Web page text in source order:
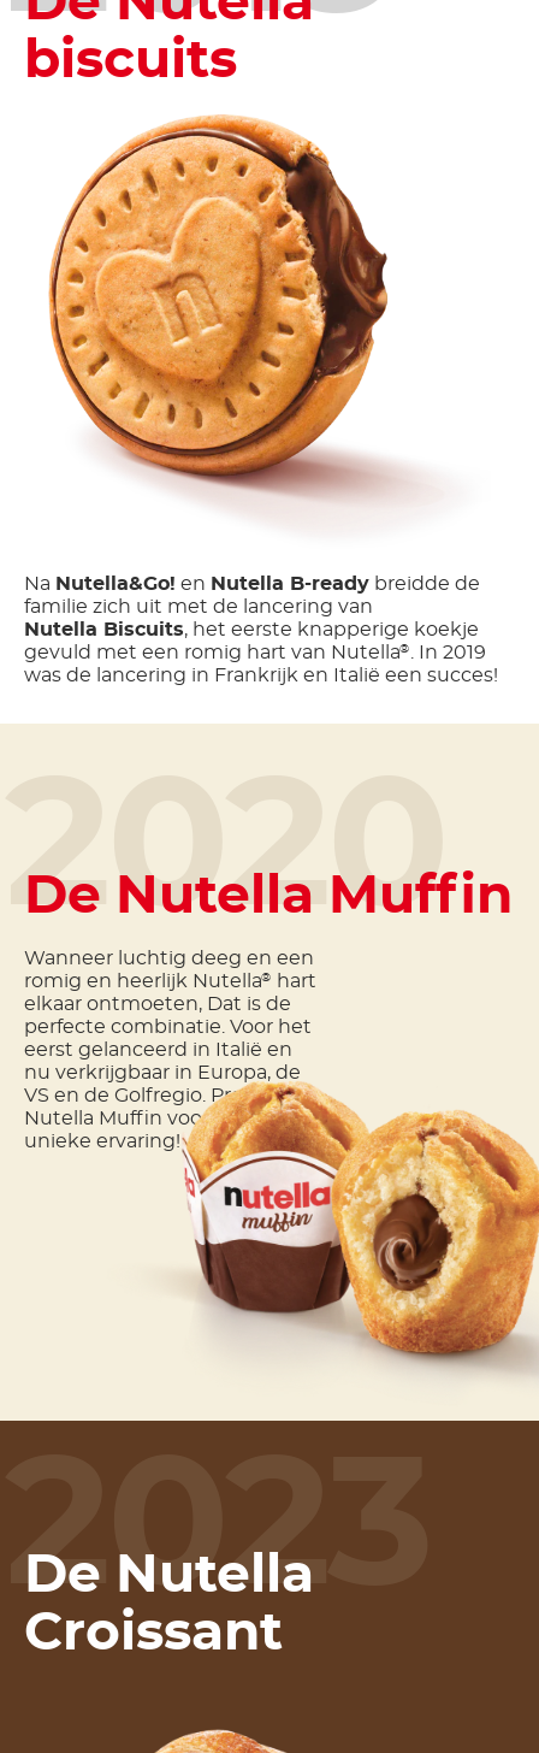
biscuits
Na Nutella&Go! en Nutella B-ready breidde de
familie zich uit met de lancering van
Nutella Biscuits, het eerste knapperige koekje
gevuld met een romig hart van Nutella®
. In 2019
was de lancering in Frankrijk en Italië een succes!
2020
De Nutella Muffin
Wanneer luchtig deeg en een
romig en heerlijk Nutella®
hart
elkaar ontmoeten, Dat is de
perfecte combinatie. Voor het
eerst gelanceerd in Italië en
nu verkrijgbaar in Europa, de
VS en de Golfregio. Probeer de
Nutella Muffin voor een
unieke ervaring!
2023
De Nutella
Croissant